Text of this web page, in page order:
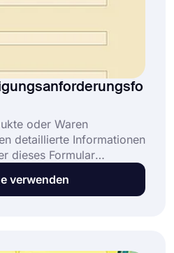
oder Waren
detaillierte Informationen
dieses Formular
es anpassen und mit
Erstellen Sie in
verwenden